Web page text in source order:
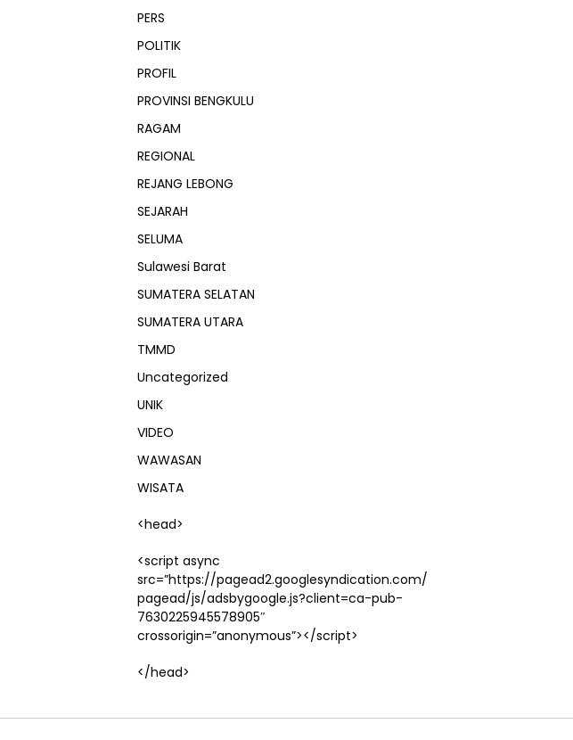
PERS
POLITIK
PROFIL
PROVINSI BENGKULU
RAGAM
REGIONAL
REJANG LEBONG
SEJARAH
SELUMA
Sulawesi Barat
SUMATERA SELATAN
SUMATERA UTARA
TMMD
Uncategorized
UNIK
VIDEO
WAWASAN
WISATA
<head>
<script async
src=”https://pagead2.googlesyndication.com/
pagead/js/adsbygoogle.js?client=ca-pub-
7630225945578905″
crossorigin=”anonymous”></script>
</head>